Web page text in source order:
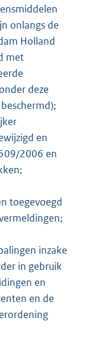
onlangs de
Holland
met
deze
en
2006 en
toegevoegd
inzake
in gebruik
en
en de